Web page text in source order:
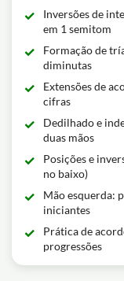
Inversões de
em 1 semitom
Formação de
diminutas
Extensões de
cifras
Dedilhado e
duas mãos
Posições e
no baixo)
Mão esquerda:
iniciantes
Prática de
progressões